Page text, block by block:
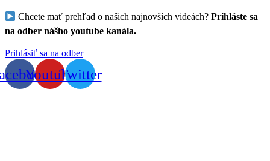
Chcete mať prehľad o našich najnovších videách? Prihláste sa
na odber nášho youtube kanála.
Prihlásiť sa na odber
YoutubeTwitter